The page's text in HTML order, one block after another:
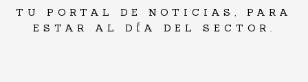
TU PORTAL DE NOTICIAS, PARA
ESTAR AL DÍA DEL SECTOR.